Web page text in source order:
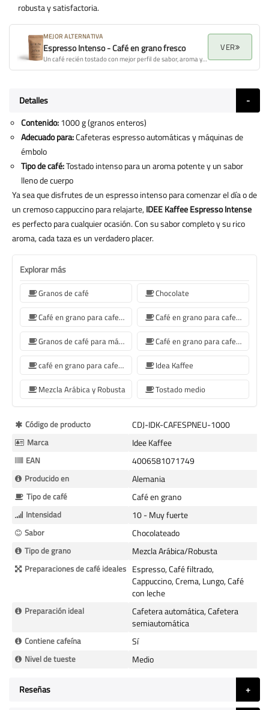
robusta y satisfactoria.
MEJOR ALTERNATIVA
Espresso Intenso - Café en grano fresco
Un café recién tostado con mejor perfil de sabor, aroma y calidad general.
VER
Detalles
Contenido:1000 g (granos enteros)
Adecuado para:Cafeteras espresso automáticas y máquinas de
émbolo
Tipo de café:Tostado intenso para un aroma potente y un sabor
lleno de cuerpo
Ya sea que disfrutes de un espresso intenso para comenzar el día o de
un cremoso cappuccino para relajarte,IDEE Kaffee Espresso Intense
es perfecto para cualquier ocasión. Con su sabor completo y su rico
aroma, cada taza es un verdadero placer.
Explorar más
Granos de café
Chocolate
Café en grano para cafetera Jura
Café en grano para cafetera De'Longhi
Granos de café para máquina de café Philips
Café en grano para cafetera Krups
café en grano para cafetera Siemens
Idea Kaffee
Mezcla Arábica y Robusta
Tostado medio
Más
Información
Código de producto CDJ-IDK-CAFESPNEU-1000
Marca Idee Kaffee
EAN 4006581071749
Producido en Alemania
Tipo de café Café en grano
Intensidad 10 - Muy fuerte
Sabor Chocolateado
Tipo de grano Mezcla Arábica/Robusta
Preparaciones de café ideales Espresso, Café filtrado,
Cappuccino, Crema, Lungo, Café
con leche
Preparación ideal
Cafetera automática, Cafetera
semiautomática
Contiene cafeína Sí
Nivel de tueste Medio
Reseñas